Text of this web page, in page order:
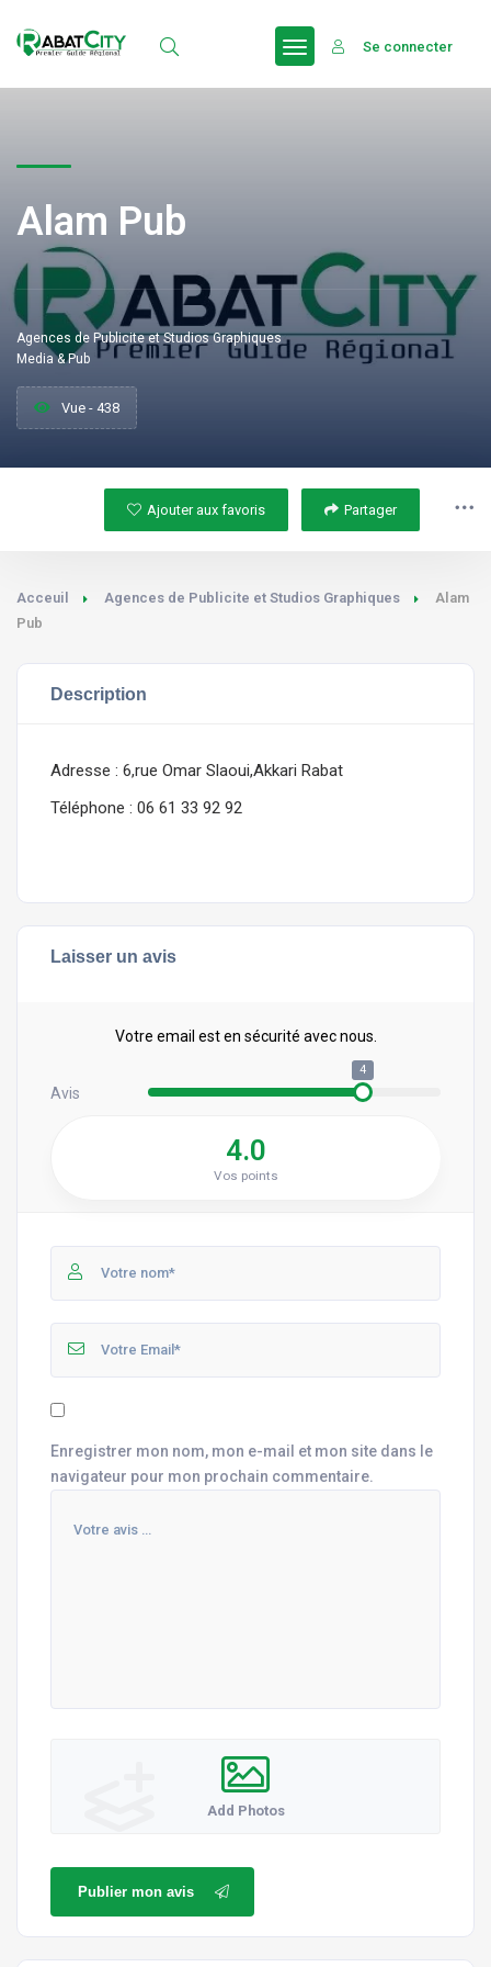
Se connecter
Alam Pub
Agences de Publicite et Studios Graphiques
Media & Pub
Vue - 438
Ajouter aux favoris Partager
Acceuil Agences de Publicite et Studios Graphiques
Alam
Pub
Description
Adresse : 6,rue Omar Slaoui,Akkari Rabat
Téléphone : 06 61 33 92 92
Laisser un avis
Votre email est en sécurité avec nous.
Avis
4
4.0
Vos points
Enregistrer mon nom, mon e-mail et mon site dans le
navigateur pour mon prochain commentaire.
Add Photos
Publier mon avis